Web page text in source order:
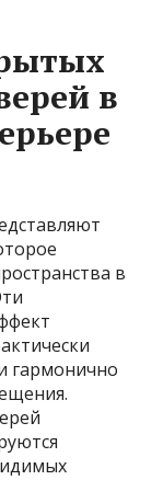
в
в
гармонично